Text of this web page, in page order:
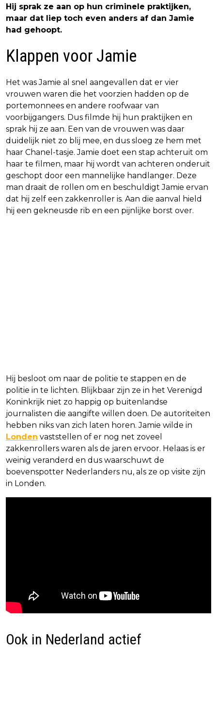
Hij sprak ze aan op hun criminele praktijken,
maar dat liep toch even anders af dan Jamie
had gehoopt.
Klappen voor Jamie
Het was Jamie al snel aangevallen dat er vier
vrouwen waren die het voorzien hadden op de
portemonnees en andere roofwaar van
voorbijgangers. Dus filmde hij hun praktijken en
sprak hij ze aan. Een van de vrouwen was daar
duidelijk niet zo blij mee, en dus sloeg ze hem met
haar Chanel-tasje. Jamie doet een stap achteruit om
haar te filmen, maar hij wordt van achteren onderuit
geschopt door een mannelijke handlanger. Deze
man draait de rollen om en beschuldigt Jamie ervan
dat hij zelf een zakkenroller is. Aan die aanval hield
hij een gekneusde rib en een pijnlijke borst over.
Hij besloot om naar de politie te stappen en de
politie in te lichten. Blijkbaar zijn ze in het Verenigd
Koninkrijk niet zo happig op buitenlandse
journalisten die aangifte willen doen. De autoriteiten
hebben niks van zich laten horen. Jamie wilde in
Londen vaststellen of er nog net zoveel
zakkenrollers waren als de jaren ervoor. Helaas is er
weinig veranderd en dus waarschuwt de
boevenspotter Nederlanders nu, als ze op visite zijn
in Londen.
Ook in Nederland actief